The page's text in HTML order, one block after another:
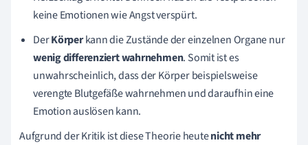
keine Emotionen wie Angst verspürt.
DerKörperkann die Zustände der einzelnen Organe nur
wenig differenziert wahrnehmen. Somit ist es
unwahrscheinlich, dass der Körper beispielsweise
verengte Blutgefäße wahrnehmen und daraufhin eine
Emotion auslösen kann.
Aufgrund der Kritik ist diese Theorie heutenicht mehr